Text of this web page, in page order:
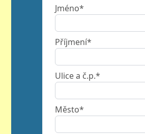
Jméno*
Příjmení*
Ulice a č.p.*
Město*